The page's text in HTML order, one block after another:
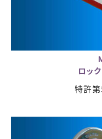
ロッ
特許